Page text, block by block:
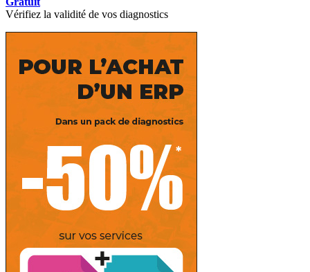
Vérifiez la validité de vos diagnostics